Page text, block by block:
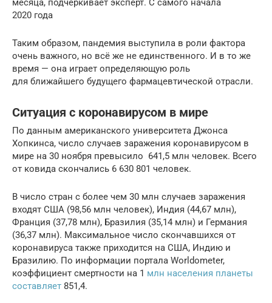
месяца, подчеркивает эксперт. С самого начала
2020 года
Таким образом, пандемия выступила в роли фактора
очень важного, но всё же не единственного. И в то же
время — она играет определяющую роль
для ближайшего будущего фармацевтической отрасли.
Ситуация с коронавирусом в мире
По данным американского университета Джонса
Хопкинса, число случаев заражения коронавирусом в
мире на 30 ноября превысило 641,5 млн человек. Всего
от ковида скончались 6 630 801 человек.
В число стран с более чем 30 млн случаев заражения
входят США (98,56 млн человек), Индия (44,67 млн),
Франция (37,78 млн), Бразилия (35,14 млн) и Германия
(36,37 млн). Максимальное число скончавшихся от
коронавируса также приходится на США, Индию и
Бразилию. По информации портала Worldometer,
коэффициент смертности на 1 млн населения планеты
составляет 851,4.